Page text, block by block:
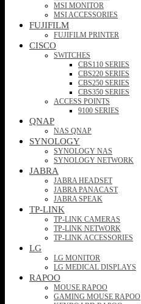
MSI MONITOR
MSI ACCESSORIES
FUJIFILM
FUJIFILM PRINTER
CISCO
SWITCHES
CBS110 SERIES
CBS220 SERIES
CBS250 SERIES
CBS350 SERIES
ACCESS POINTS
9100 SERIES
QNAP
NAS QNAP
SYNOLOGY
SYNOLOGY NAS
SYNOLOGY NETWORK
JABRA
JABRA HEADSET
JABRA PANACAST
JABRA SPEAK
TP-LINK
TP-LINK CAMERAS
TP-LINK NETWORK
TP-LINK ACCESSORIES
LG
LG MONITOR
LG MEDICAL DISPLAYS
RAPOO
MOUSE RAPOO
GAMING MOUSE RAPOO